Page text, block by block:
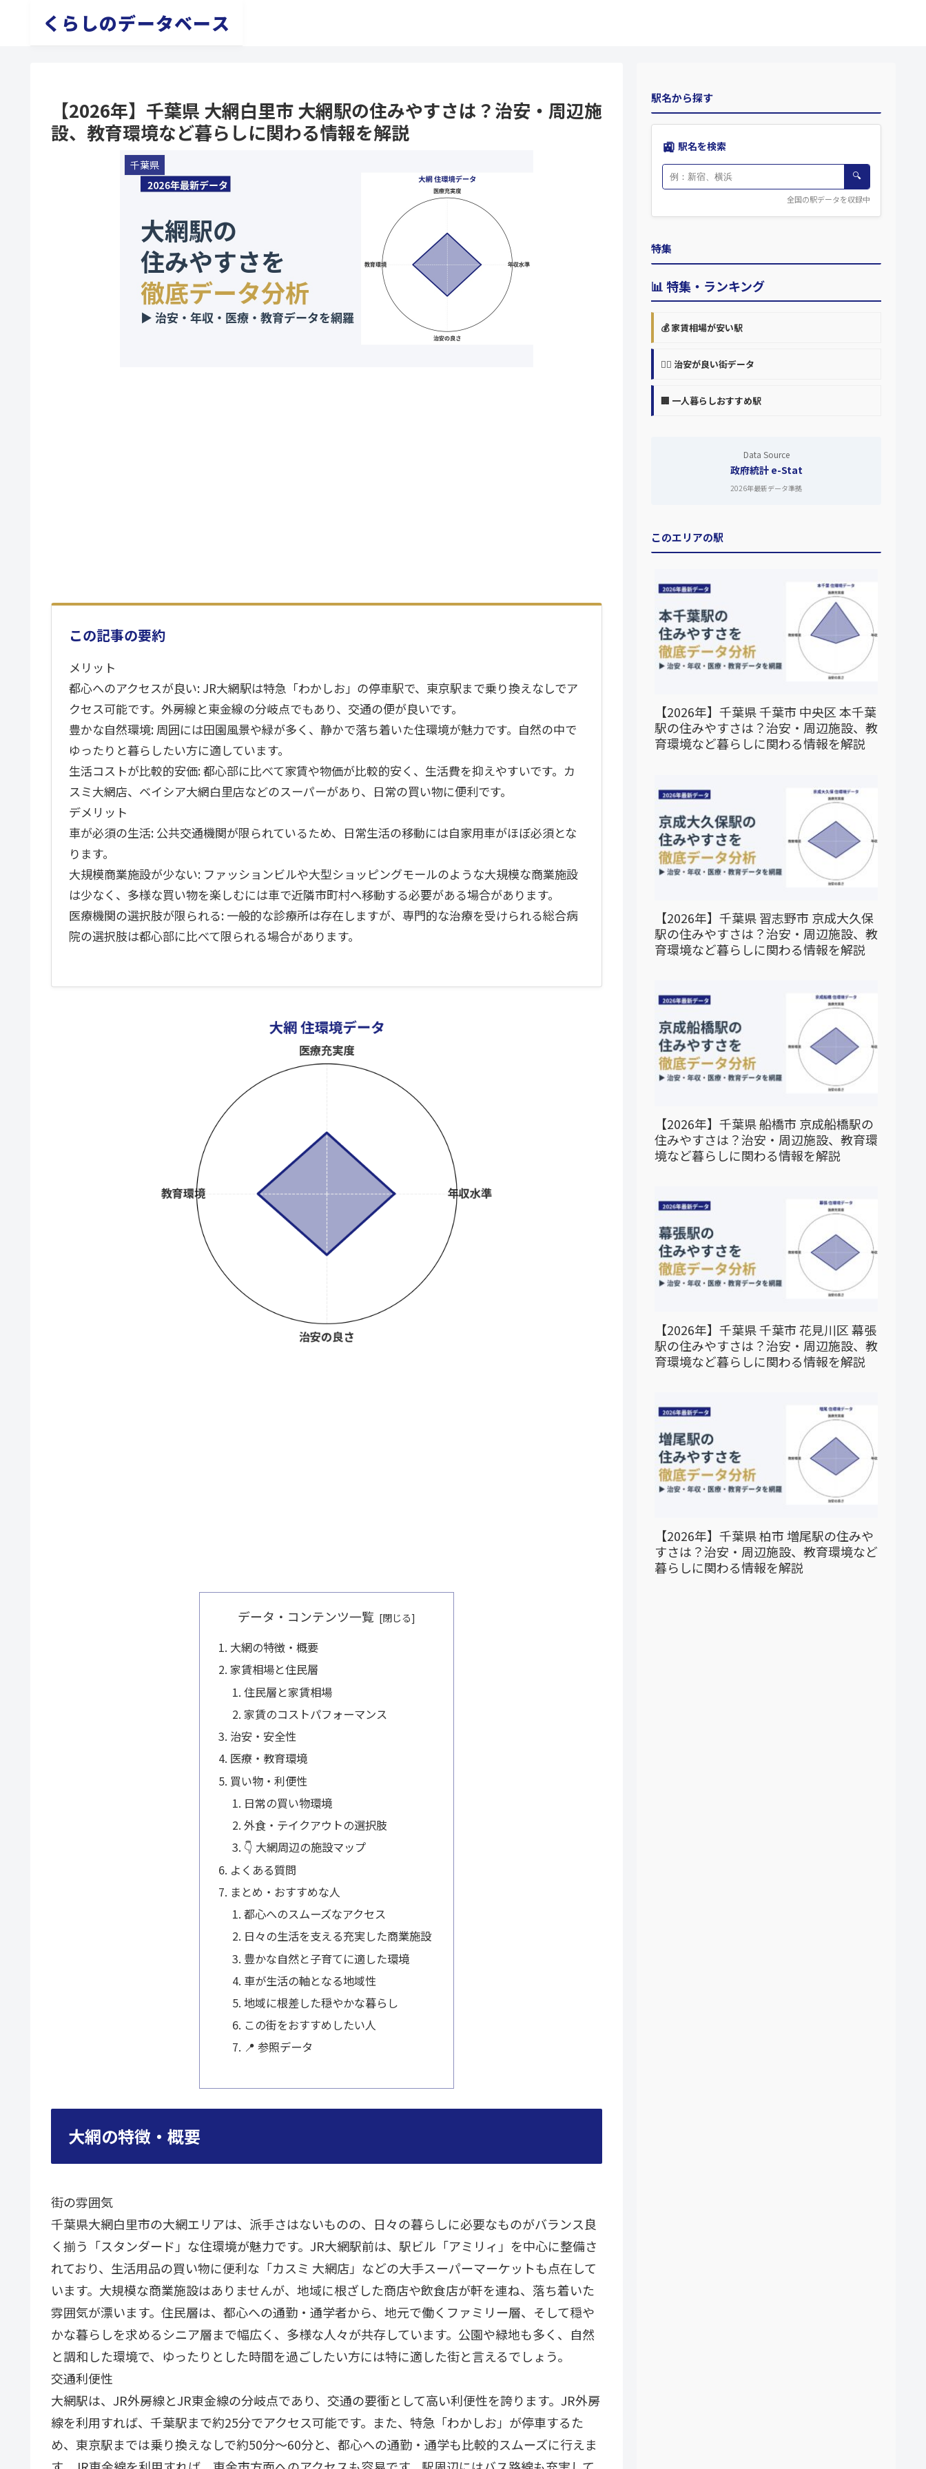
くらしのデータベース
【2026年】千葉県 大網白里市 大網駅の住みやすさは？治安・周辺施
設、教育環境など暮らしに関わる情報を解説
千葉県
この記事の要約
メリット
都心へのアクセスが良い: JR大網駅は特急「わかしお」の停車駅で、東京駅まで乗り換えなしでア
クセス可能です。外房線と東金線の分岐点でもあり、交通の便が良いです。
豊かな自然環境: 周囲には田園風景や緑が多く、静かで落ち着いた住環境が魅力です。自然の中で
ゆったりと暮らしたい方に適しています。
生活コストが比較的安価: 都心部に比べて家賃や物価が比較的安く、生活費を抑えやすいです。カ
スミ大網店、ベイシア大網白里店などのスーパーがあり、日常の買い物に便利です。
デメリット
車が必須の生活: 公共交通機関が限られているため、日常生活の移動には自家用車がほぼ必須とな
ります。
大規模商業施設が少ない: ファッションビルや大型ショッピングモールのような大規模な商業施設
は少なく、多様な買い物を楽しむには車で近隣市町村へ移動する必要がある場合があります。
医療機関の選択肢が限られる: 一般的な診療所は存在しますが、専門的な治療を受けられる総合病
院の選択肢は都心部に比べて限られる場合があります。
データ・コンテンツ一覧
大網の特徴・概要
家賃相場と住民層
住民層と家賃相場
家賃のコストパフォーマンス
治安・安全性
医療・教育環境
買い物・利便性
日常の買い物環境
外食・テイクアウトの選択肢
👇 大網周辺の施設マップ
よくある質問
まとめ・おすすめな人
都心へのスムーズなアクセス
日々の生活を支える充実した商業施設
豊かな自然と子育てに適した環境
車が生活の軸となる地域性
地域に根差した穏やかな暮らし
この街をおすすめしたい人
📍 参照データ
大網の特徴・概要
街の雰囲気
千葉県大網白里市の大網エリアは、派手さはないものの、日々の暮らしに必要なものがバランス良
く揃う「スタンダード」な住環境が魅力です。JR大網駅前は、駅ビル「アミリィ」を中心に整備さ
れており、生活用品の買い物に便利な「カスミ 大網店」などの大手スーパーマーケットも点在して
います。大規模な商業施設はありませんが、地域に根ざした商店や飲食店が軒を連ね、落ち着いた
雰囲気が漂います。住民層は、都心への通勤・通学者から、地元で働くファミリー層、そして穏や
かな暮らしを求めるシニア層まで幅広く、多様な人々が共存しています。公園や緑地も多く、自然
と調和した環境で、ゆったりとした時間を過ごしたい方には特に適した街と言えるでしょう。
交通利便性
大網駅は、JR外房線とJR東金線の分岐点であり、交通の要衝として高い利便性を誇ります。JR外房
線を利用すれば、千葉駅まで約25分でアクセス可能です。また、特急「わかしお」が停車するた
め、東京駅までは乗り換えなしで約50分〜60分と、都心への通勤・通学も比較的スムーズに行えま
駅名から探す
🚉 駅名を検索
🔍
全国の駅データを収録中
特集
📊 特集・ランキング
💰 家賃相場が安い駅
👮‍♀️ 治安が良い街データ
🏢 一人暮らしおすすめ駅
Data Source
政府統計 e-Stat
2026年最新データ準拠
このエリアの駅
【2026年】千葉県 千葉市 中央区 本千葉
駅の住みやすさは？治安・周辺施設、教
育環境など暮らしに関わる情報を解説
【2026年】千葉県 習志野市 京成大久保
駅の住みやすさは？治安・周辺施設、教
育環境など暮らしに関わる情報を解説
【2026年】千葉県 船橋市 京成船橋駅の
住みやすさは？治安・周辺施設、教育環
境など暮らしに関わる情報を解説
【2026年】千葉県 千葉市 花見川区 幕張
駅の住みやすさは？治安・周辺施設、教
育環境など暮らしに関わる情報を解説
【2026年】千葉県 柏市 増尾駅の住みや
すさは？治安・周辺施設、教育環境など
暮らしに関わる情報を解説